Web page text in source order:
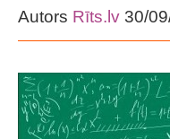
Autors Rīts.lv 30/